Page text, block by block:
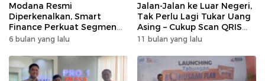
Modana Resmi
Diperkenalkan, Smart
Finance Perkuat Segmen
Pembiayaan Multiguna
6 bulan yang lalu
Jalan-Jalan ke Luar Negeri,
Tak Perlu Lagi Tukar Uang
Asing – Cukup Scan QRIS
Pakai BRImo
11 bulan yang lalu